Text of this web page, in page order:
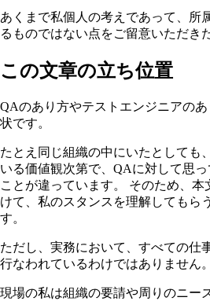
あくまで私個人の考えであって、所
るものではない点をご留意いただき
この文章の立ち位置
QAのあり方やテストエンジニアの
状です。
たとえ同じ組織の中にいたとしても
いる価値観次第で、QAに対して思
ことが違っています。 そのため、
けて、私のスタンスを理解してもら
す。
ただし、実務において、すべての仕
行なわれているわけではありません。
現場の私は組織の要請や周りのニー